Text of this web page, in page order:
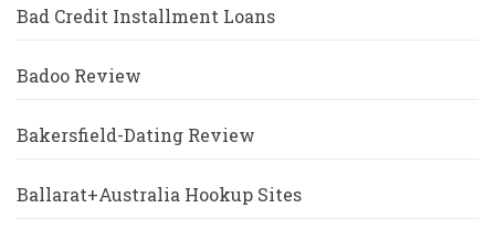
Bad Credit Installment Loans
Badoo Review
Bakersfield-Dating Review
Ballarat+Australia Hookup Sites